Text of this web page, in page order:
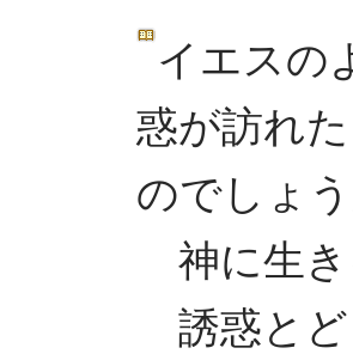
イエスの
惑が訪れ
のでしょ
神に生き
誘惑とど